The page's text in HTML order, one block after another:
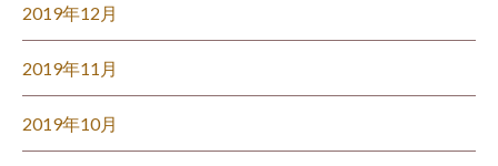
2019年12月
2019年11月
2019年10月